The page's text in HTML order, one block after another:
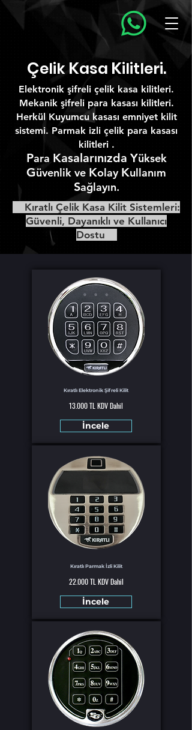
Çelik Kasa Kilitleri.
Elektronik şifreli çelik kasa kilitleri.
Mekanik şifreli para kasası kilitleri.
Herkül Kuyumcu kasası emniyet kilit
sistemi. Parmak izli çelik para kasası
kilitleri .
Para Kasalarınızda Yüksek
Güvenlik ve Kolay Kullanım
Sağlayın.
Kıratlı Çelik Kasa Kilit Sistemleri:
Güvenli, Dayanıklı ve Kullanıcı
Dostu
Kıratlı Elektronik Şifreli Kilit
13.000 TL KDV Dahil
İncele
Kıratlı Parmak İzli Kilit
22.000 TL KDV Dahil
İncele